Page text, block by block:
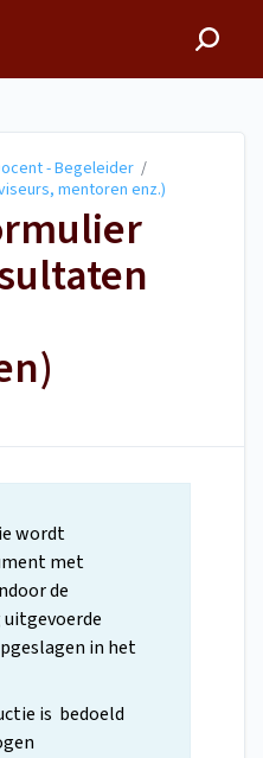
- Begeleider /
mentoren enz.)
wordt
met
de
in het
is bedoeld